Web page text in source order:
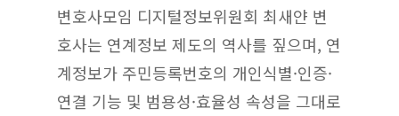
변호사모임 디지털정보위원회 최새얀 변
호사는 연계정보 제도의 역사를 짚으며, 연
계정보가 주민등록번호의 개인식별·인증·
연결 기능 및 범용성·효율성 속성을 그대로